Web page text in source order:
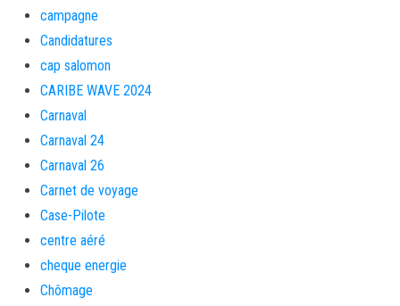
campagne
Candidatures
cap salomon
CARIBE WAVE 2024
Carnaval
Carnaval 24
Carnaval 26
Carnet de voyage
Case-Pilote
centre aéré
cheque energie
Chômage